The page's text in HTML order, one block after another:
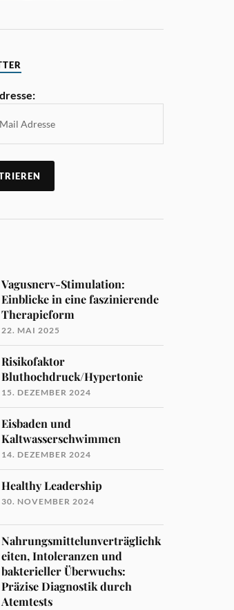
Vagusnerv-Stimulation:
Einblicke in eine faszinierende
Therapieform
22. MAI 2025
Risikofaktor
Bluthochdruck/Hypertonie
15. DEZEMBER 2024
Eisbaden und
Kaltwasserschwimmen
14. DEZEMBER 2024
Healthy Leadership
30. NOVEMBER 2024
Nahrungsmittelunverträglichk
eiten, Intoleranzen und
bakterieller Überwuchs:
Präzise Diagnostik durch
Atemtests